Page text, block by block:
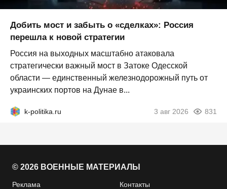
Добить мост и забыть о «сделках»: Россия
перешла к новой стратегии
Россия на выходных масштабно атаковала
стратегически важный мост в Затоке Одесской
области — единственный железнодорожный путь от
украинских портов на Дунае в...
k-politika.ru 3 авг 2026 831
© 2026 ВОЕННЫЕ МАТЕРИАЛЫ
Реклама Контакты